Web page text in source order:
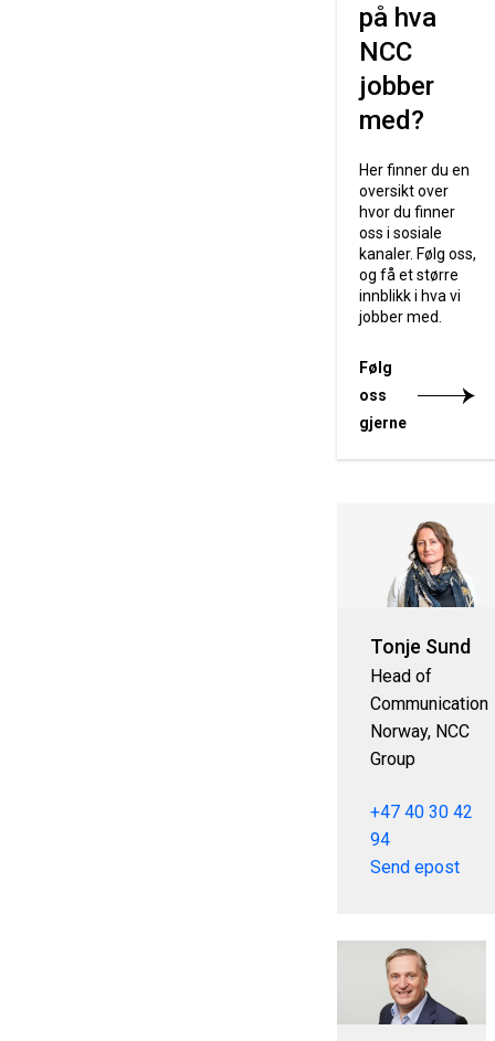
på hva
NCC
jobber
med?
Her finner du en
oversikt over
hvor du finner
oss i sosiale
kanaler. Følg oss,
og få et større
innblikk i hva vi
jobber med.
Følg
oss
gjerne
Tonje Sund
Head of
Communication
Norway, NCC
Group
+47 40 30 42
94
Send epost